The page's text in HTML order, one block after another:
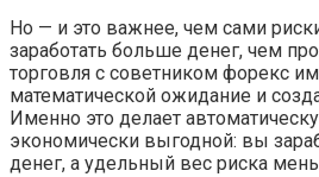
Но — и это важнее, чем сами
заработать больше денег, чем
торговля с советником форекс
математической ожидание и
Именно это делает
экономически выгодной: вы
денег, а удельный вес риска